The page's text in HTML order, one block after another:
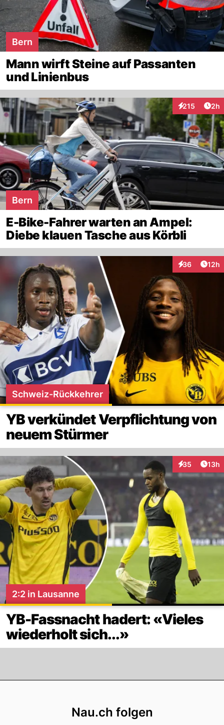
Bern
Mann wirft Steine auf Passanten
und Linienbus
215
Interaktionen
2h
Bern
E-Bike-Fahrer warten an Ampel:
Diebe klauen Tasche aus Körbli
36
Interaktionen
12h
Schweiz-Rückkehrer
YB verkündet Verpflichtung von
neuem Stürmer
35
Interaktionen
13h
2:2 in Lausanne
YB-Fassnacht hadert: «Vieles
wiederholt sich...»
Nau.ch folgen